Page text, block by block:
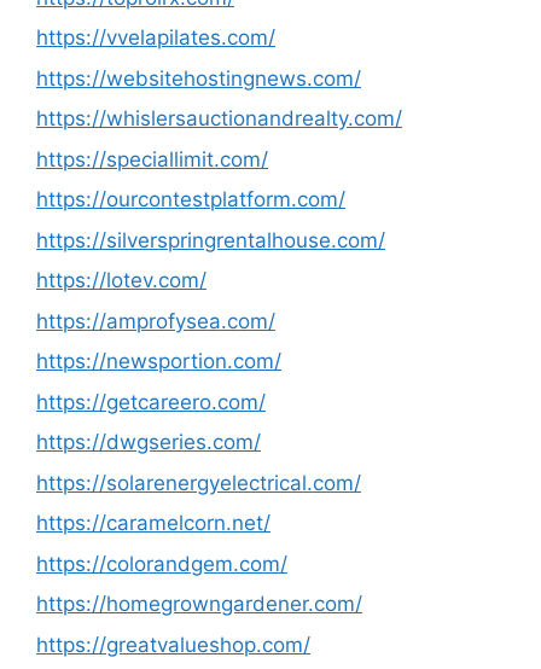
https://vvelapilates.com/
https://websitehostingnews.com/
https://whislersauctionandrealty.com/
https://speciallimit.com/
https://ourcontestplatform.com/
https://silverspringrentalhouse.com/
https://lotev.com/
https://amprofysea.com/
https://newsportion.com/
https://getcareero.com/
https://dwgseries.com/
https://solarenergyelectrical.com/
https://caramelcorn.net/
https://colorandgem.com/
https://homegrowngardener.com/
https://greatvalueshop.com/